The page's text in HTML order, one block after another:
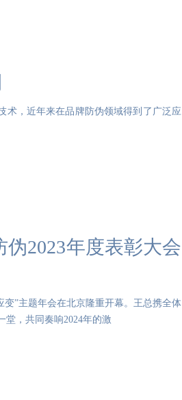
术，近年来在品牌防伪领域得到了广泛应
2023年度表彰大会
变”主题年会在北京隆重开幕。王总携全体
堂，共同奏响2024年的激